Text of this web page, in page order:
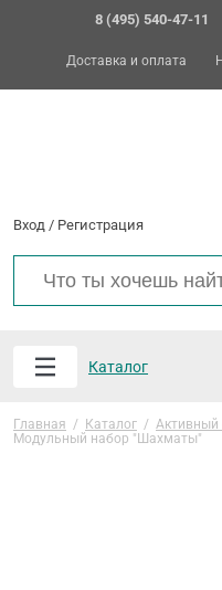
8 (495) 540-47-11
Доставка и оплата
Вход / Регистрация
Каталог
Главная / Каталог / Активный
Модульный набор "Шахматы"